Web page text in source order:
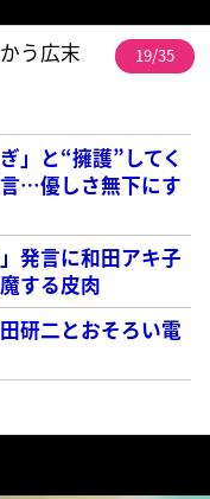
う広末 19/35
」と“擁護”してく
…優しさ無下にす
発言に和田アキ子
する皮肉
研二とおそろい電